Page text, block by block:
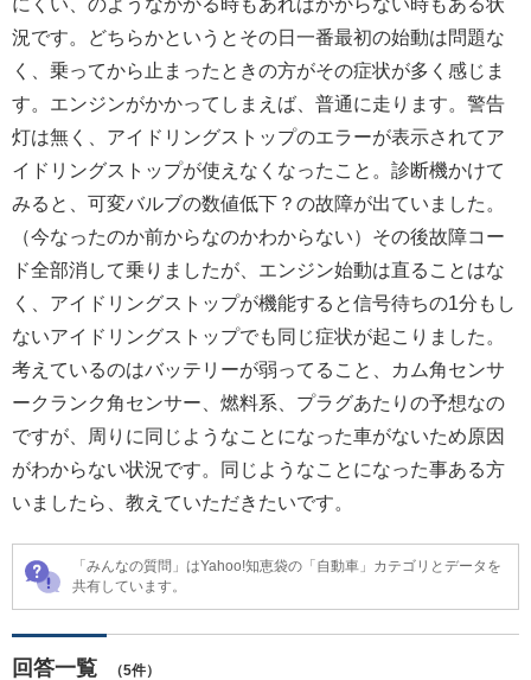
にくい、のようなかかる時もあればかからない時もある状
況です。どちらかというとその日一番最初の始動は問題な
く、乗ってから止まったときの方がその症状が多く感じま
す。エンジンがかかってしまえば、普通に走ります。警告
灯は無く、アイドリングストップのエラーが表示されてア
イドリングストップが使えなくなったこと。診断機かけて
みると、可変バルブの数値低下？の故障が出ていました。
（今なったのか前からなのかわからない）その後故障コー
ド全部消して乗りましたが、エンジン始動は直ることはな
く、アイドリングストップが機能すると信号待ちの1分もし
ないアイドリングストップでも同じ症状が起こりました。
考えているのはバッテリーが弱ってること、カム角センサ
ークランク角センサー、燃料系、プラグあたりの予想なの
ですが、周りに同じようなことになった車がないため原因
がわからない状況です。同じようなことになった事ある方
いましたら、教えていただきたいです。
「みんなの質問」はYahoo!知恵袋の「自動車」カテゴリとデータを
共有しています。
回答一覧 （5件）